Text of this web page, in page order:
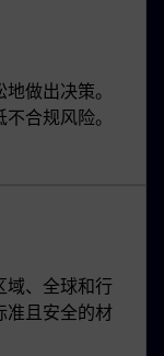
做出决策。
合规风险。
域、全球和行
准且安全的材